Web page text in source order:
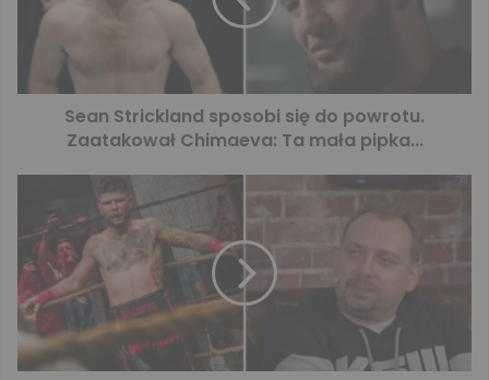
Sean Strickland sposobi się do powrotu.
Zaatakował Chimaeva: Ta mała pipka...